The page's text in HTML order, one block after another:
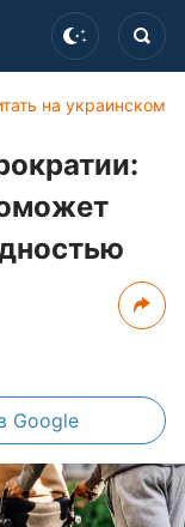
на украинском
Google